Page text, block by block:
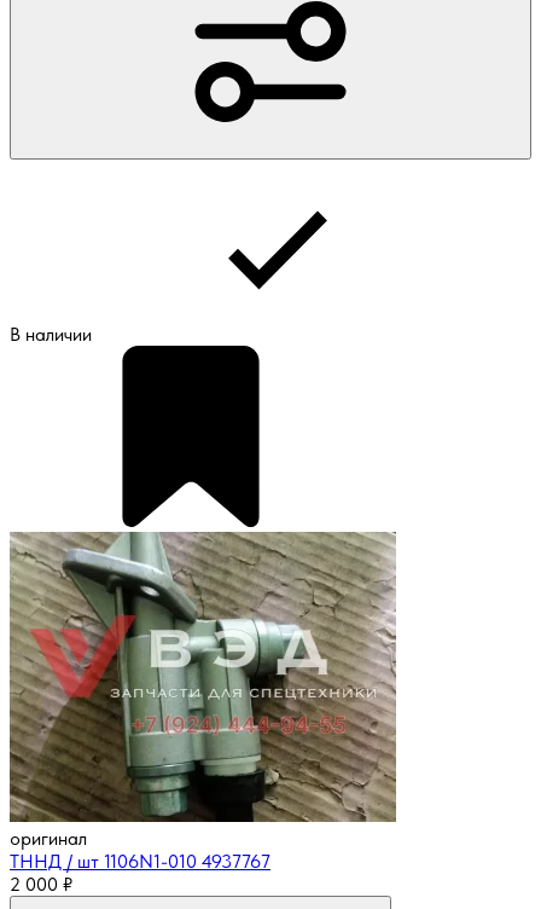
В наличии
оригинал
ТННД / шт 1106N1-010 4937767
2 000 ₽